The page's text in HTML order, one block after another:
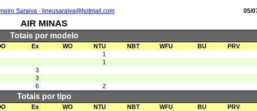
Saraiva - lineusaraiva@hotmail.com 05/
AIR MINAS
Totais por modelo
Ex WO NTU NBT WFU BU PRV
1
1
3
3
6 2
Totais por tipo
Ex WO NTU NBT WFU BU PRV